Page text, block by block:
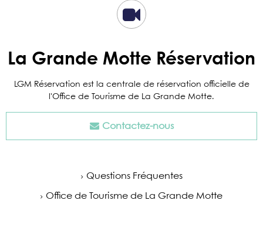
La Grande Motte Réservation
LGM Réservation est la centrale de réservation officielle de
l'Office de Tourisme de La Grande Motte.
Contactez-nous
Questions Fréquentes
Office de Tourisme de La Grande Motte